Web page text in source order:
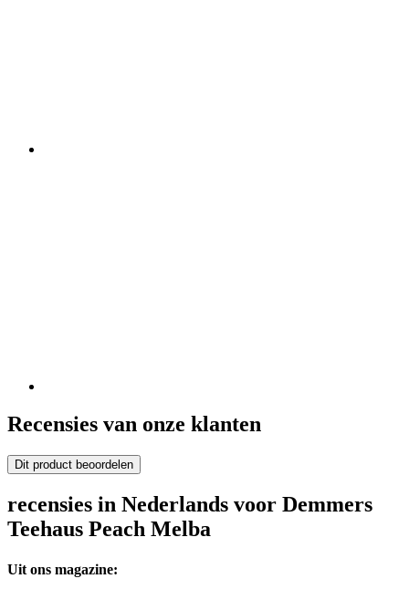
Recensies van onze klanten
Dit product beoordelen
recensies in Nederlands voor Demmers
Teehaus Peach Melba
Uit ons magazine: